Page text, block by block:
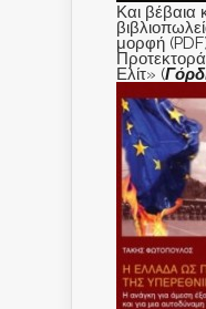
Και βέβαια
μορφή
Ελίτ» (